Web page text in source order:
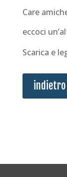
Care
eccoci
Scarica e
indietro